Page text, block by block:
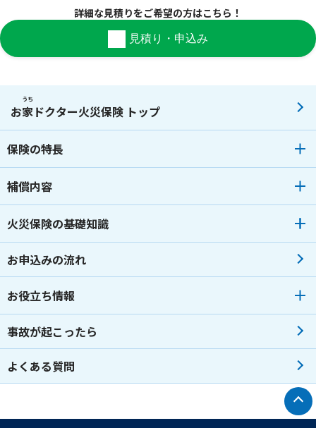
詳細な見積りをご希望の方はこちら！
見積り・申込み
お家
うち
ドクター火災保険 トップ
保険の特長
補償内容
火災保険の基礎知識
お申込みの流れ
お役立ち情報
事故が起こったら
よくある質問